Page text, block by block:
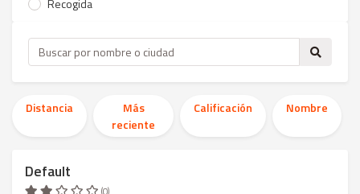
Recogida
Distancia
Más
reciente
Calificación Nombre
Default
(0)